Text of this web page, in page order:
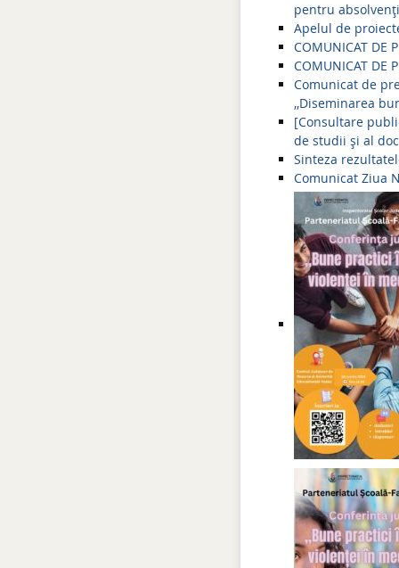
pentru
Apelul de
COMUNICAT DE
COMUNICAT DE
Comunicat de
,,Diseminarea
[Consultare
de studii și al
Sinteza
Comunicat Ziua